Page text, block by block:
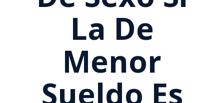
La De
Menor
Sueldo Es